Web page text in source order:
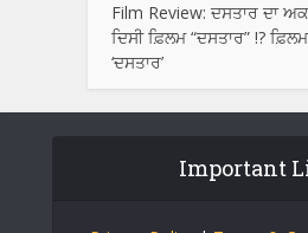
Film Review: ਦਸਤਾਰ ਦਾ
ਦਿਸੀ ਫ਼ਿਲਮ “ਦਸਤਾਰ” !?
‘ਦਸਤਾਰ’
Important